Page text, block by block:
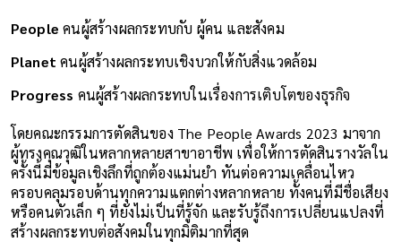
People คนผู้สร้างผลกระทบกับ ผู้คน และสังคม
Planetคนผู้สร้างผลกระทบเชิงบวกให้กับสิ่งแวดล้อม
Progress คนผู้สร้างผลกระทบในเรื่องการเติบโตของธุรกิจ
โดยคณะกรรมการตัดสินของ The People Awards 2023 มาจาก
ผู้ทรงคุณวุฒิในหลากหลายสาขาอาชีพ เพื่อให้การตัดสินรางวัลใน
ครั้งนี้มีข้อมูลเชิงลึกที่ถูกต้องแม่นยำ ทันต่อความเคลื่อนไหว
ครอบคลุมรอบด้านทุกความแตกต่างหลากหลาย ทั้งคนที่มีชื่อเสียง
หรือคนตัวเล็ก ๆ ที่ยังไม่เป็นที่รู้จัก และรับรู้ถึงการเปลี่ยนแปลงที่
สร้างผลกระทบต่อสังคมในทุกมิติมากที่สุด